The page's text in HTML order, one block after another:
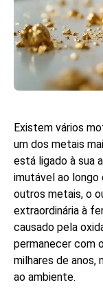
Existem vários
um dos metais
está ligado à sua
imutável ao
outros metais, o
extraordinária à
causado pela
permanecer com
milhares de anos,
ao ambiente.